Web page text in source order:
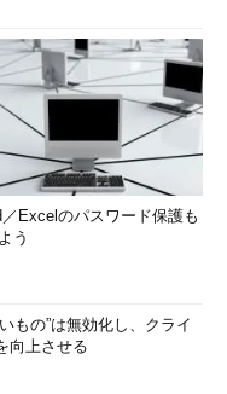
Excelのパスワード保護も
う
もの”は無効化し、クライ
向上させる